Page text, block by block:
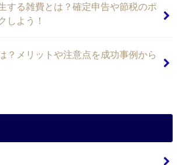
する雑費とは？確定申告や節税のポ
しよう！
？メリットや注意点を成功事例から